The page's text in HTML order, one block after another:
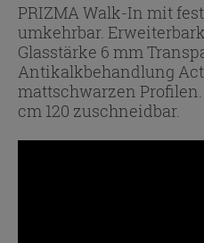
PRIZMA Walk-In mit
umkehrbar.
Glasstärke 6 mm
Antikalkbehandlung
mattschwarzen
cm 120 zuschneidbar.